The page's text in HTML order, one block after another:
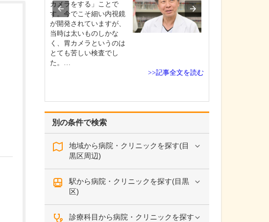
別の条件で検索
地域から病院・クリニックを探す(目
黒区周辺)
駅から病院・クリニックを探す(目黒
区)
診療科目から病院・クリニックを探す
カメラをする」ことで
す。今でこそ細い内視鏡
が開発されていますが、
当時は太いものしかな
く、胃カメラというのは
とても苦しい検査でし
た。…
>>記事全文を読む